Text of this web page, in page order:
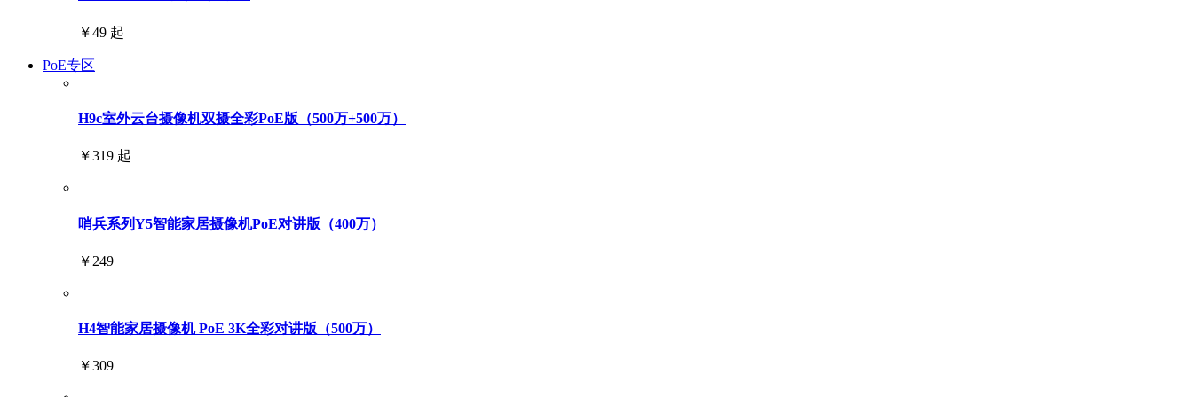
￥49 起
PoE专区
H9c室外云台摄像机双摄全彩PoE版（500万+500万）
￥319 起
哨兵系列Y5智能家居摄像机PoE对讲版（400万）
￥249
H4智能家居摄像机 PoE 3K全彩对讲版（500万）
￥309